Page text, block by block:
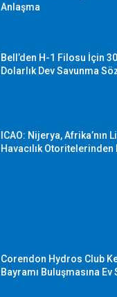
Anlaşma
Bell’den H-1 Filosu İçin
Dolarlık Dev Savunma
ICAO: Nijerya, Afrika’nın
Havacılık Otoritelerinden
Corendon Hydros Club
Bayramı Buluşmasına Ev